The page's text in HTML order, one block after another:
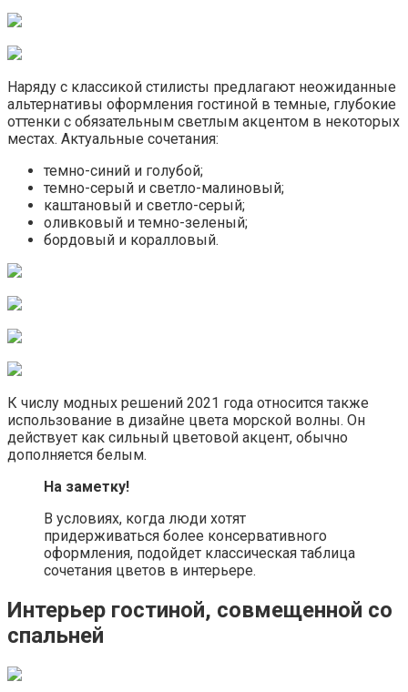
Наряду с классикой стилисты предлагают неожиданные
альтернативы оформления гостиной в темные, глубокие
оттенки с обязательным светлым акцентом в некоторых
местах. Актуальные сочетания:
темно-синий и голубой;
темно-серый и светло-малиновый;
каштановый и светло-серый;
оливковый и темно-зеленый;
бордовый и коралловый.
К числу модных решений 2021 года относится также
использование в дизайне цвета морской волны. Он
действует как сильный цветовой акцент, обычно
дополняется белым.
На заметку!
В условиях, когда люди хотят
придерживаться более консервативного
оформления, подойдет классическая таблица
сочетания цветов в интерьере.
Интерьер гостиной, совмещенной со
спальней